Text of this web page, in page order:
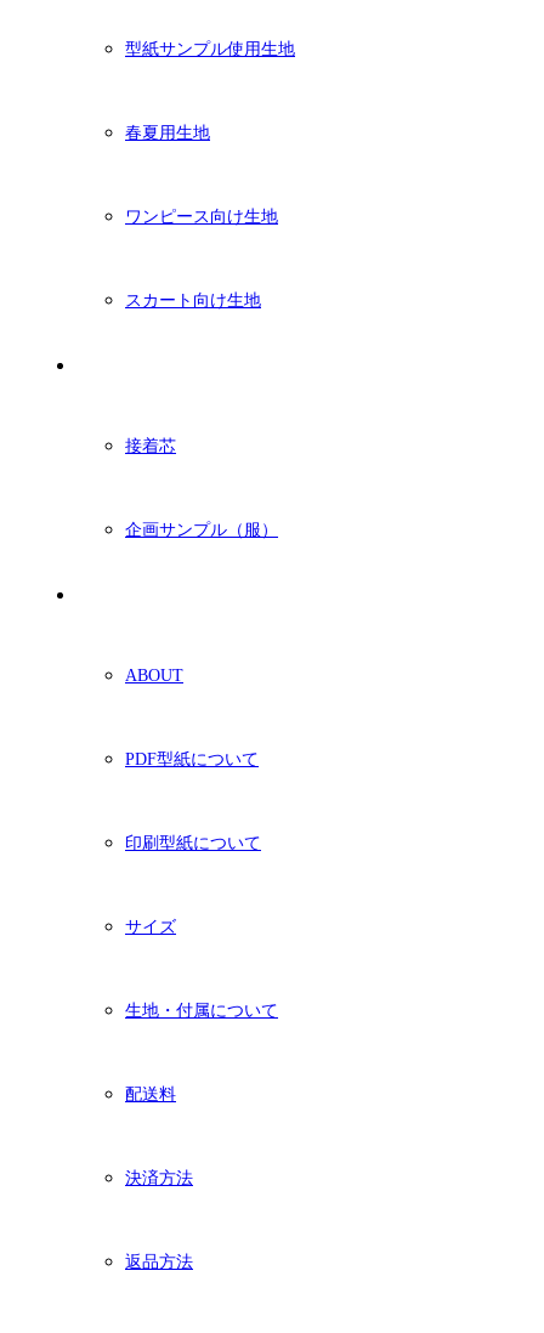
型紙サンプル使用生地
春夏用生地
ワンピース向け生地
スカート向け生地
接着芯
企画サンプル（服）
ABOUT
PDF型紙について
印刷型紙について
サイズ
生地・付属について
配送料
決済方法
返品方法